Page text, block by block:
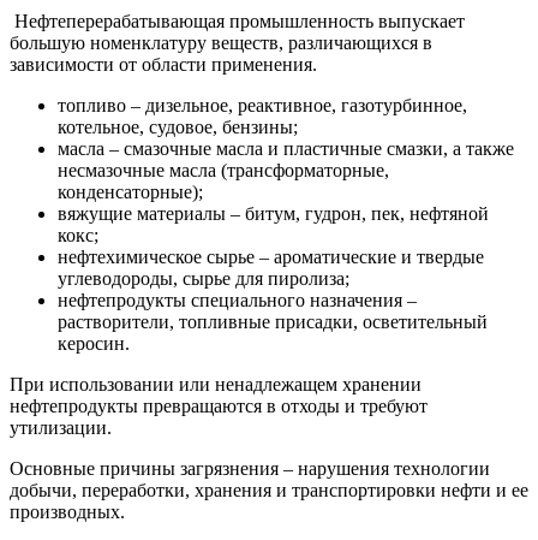
Нефтеперерабатывающая промышленность выпускает
большую номенклатуру веществ, различающихся в
зависимости от области применения.
топливо – дизельное, реактивное, газотурбинное,
котельное, судовое, бензины;
масла – смазочные масла и пластичные смазки, а также
несмазочные масла (трансформаторные,
конденсаторные);
вяжущие материалы – битум, гудрон, пек, нефтяной
кокс;
нефтехимическое сырье – ароматические и твердые
углеводороды, сырье для пиролиза;
нефтепродукты специального назначения –
растворители, топливные присадки, осветительный
керосин.
При использовании или ненадлежащем хранении
нефтепродукты превращаются в отходы и требуют
утилизации.
Основные причины загрязнения – нарушения технологии
добычи, переработки, хранения и транспортировки нефти и ее
производных.